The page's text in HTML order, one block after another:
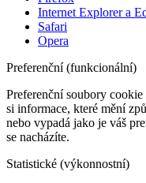
Internet Explorer a
Safari
Opera
Preferenční (funkcionální)
Preferenční soubory
si informace, které mění
nebo vypadá jako je váš
se nacházíte.
Statistické (výkonnostní)